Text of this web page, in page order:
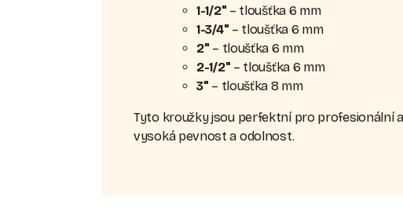
1-1/2" – tloušťka 6 mm
1-3/4" – tloušťka 6 mm
2" – tloušťka 6 mm
2-1/2" – tloušťka 6 mm
3" – tloušťka 8 mm
Tyto kroužky jsou perfektní pro profesionální
vysoká pevnost a odolnost.